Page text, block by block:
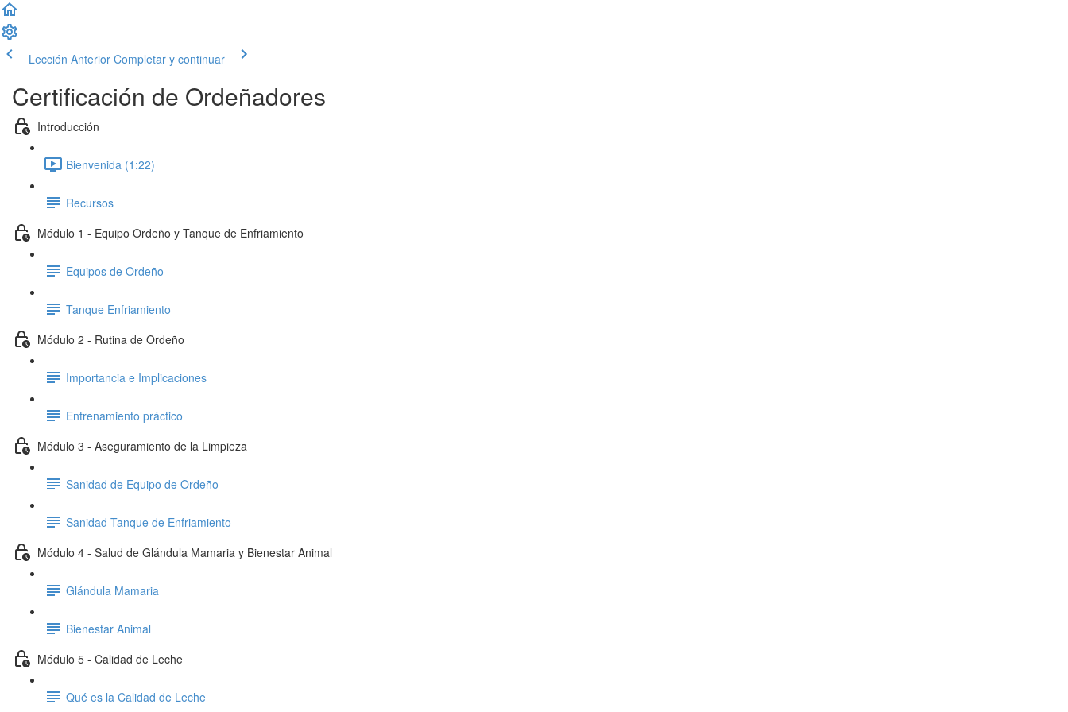
Lección Anterior Completar y continuar
Certificación de Ordeñadores
Introducción
Bienvenida (1:22)
Recursos
Módulo 1 - Equipo Ordeño y Tanque de Enfriamiento
Equipos de Ordeño
Tanque Enfriamiento
Módulo 2 - Rutina de Ordeño
Importancia e Implicaciones
Entrenamiento práctico
Módulo 3 - Aseguramiento de la Limpieza
Sanidad de Equipo de Ordeño
Sanidad Tanque de Enfriamiento
Módulo 4 - Salud de Glándula Mamaria y Bienestar Animal
Glándula Mamaria
Bienestar Animal
Módulo 5 - Calidad de Leche
Qué es la Calidad de Leche